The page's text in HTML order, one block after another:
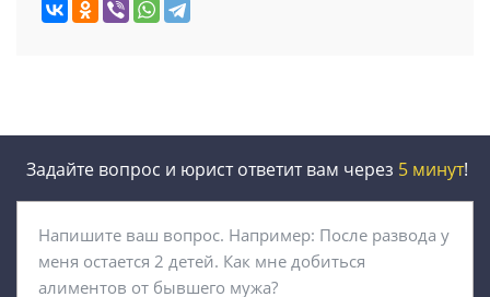
Задайте вопрос и юрист ответит вам через 5 минут!